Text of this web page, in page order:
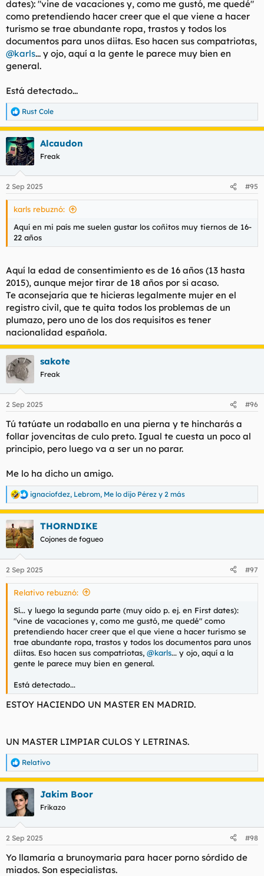
dates): "vine de vacaciones y, como me gustó, me quedé"
como pretendiendo hacer creer que el que viene a hacer
turismo se trae abundante ropa, trastos y todos los
documentos para unos diitas. Eso hacen sus compatriotas,
@karls... y ojo, aquí a la gente le parece muy bien en
general.
Está detectado...
R
e
a
c
c
i
e
s
Rust Cole
Alcaudon
Freak
2 Sep 2025 #95
karls rebuznó:
Aquí en mi país me suelen gustar los coñitos muy tiernos de 16-
22 años
Aquí la edad de consentimiento es de 16 años (13 hasta
2015), aunque mejor tirar de 18 años por si acaso.
Te aconsejaría que te hicieras legalmente mujer en el
registro civil, que te quita todos los problemas de un
plumazo, pero uno de los dos requisitos es tener
nacionalidad española.
sakote
Freak
2 Sep 2025 #96
Tú tatúate un rodaballo en una pierna y te hincharás a
follar jovencitas de culo preto. Igual te cuesta un poco al
principio, pero luego va a ser un no parar.
Me lo ha dicho un amigo.
R
e
a
c
c
i
e
s
ignaciofdez, Lebrom, Me lo dijo Pérez y 2 más
THORNDIKE
Cojones de fogueo
2 Sep 2025 #97
Relativo rebuznó:
Sí... y luego la segunda parte (muy oído p. ej. en First dates):
"vine de vacaciones y, como me gustó, me quedé" como
pretendiendo hacer creer que el que viene a hacer turismo se
trae abundante ropa, trastos y todos los documentos para unos
diitas. Eso hacen sus compatriotas, @karls... y ojo, aquí a la
gente le parece muy bien en general.
Está detectado...
ESTOY HACIENDO UN MASTER EN MADRID.
UN MASTER LIMPIAR CULOS Y LETRINAS.
R
e
a
c
c
i
e
:
Relativo
Jakim Boor
Frikazo
2 Sep 2025 #98
Yo llamaría a brunoymaria para hacer porno sórdido de
miados. Son especialistas.